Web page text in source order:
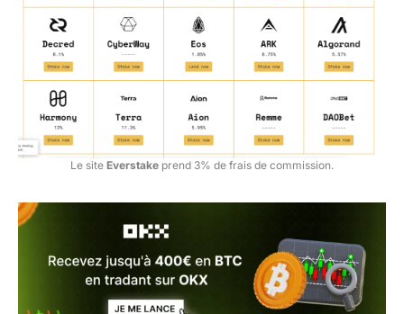
Le site Everstake prend 3% de frais de commission.